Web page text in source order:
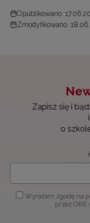
Opublikowano:
Zmodyfikowano:
Zapisz się i
o
Wyrażam zgodę na
przez ORE